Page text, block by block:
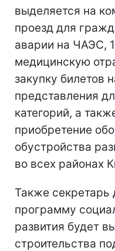
выделяется на
проезд для
аварии на ЧАЭС,
медицинскую
закупку билетов
представления
категорий, а
приобретение
обустройства
во всех районах
Также секретарь
программу
развития будет
строительства